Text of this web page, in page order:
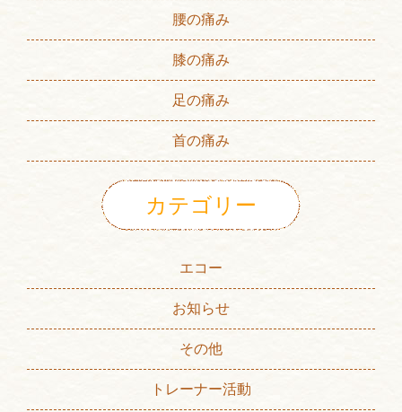
腰の痛み
膝の痛み
足の痛み
首の痛み
カテゴリー
エコー
お知らせ
その他
トレーナー活動